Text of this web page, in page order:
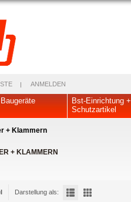
ANMELDEN
Baugeräte
Bst-Einrichtung +
Schutzartikel
+ Klammern
+ KLAMMERN
Darstellung als: